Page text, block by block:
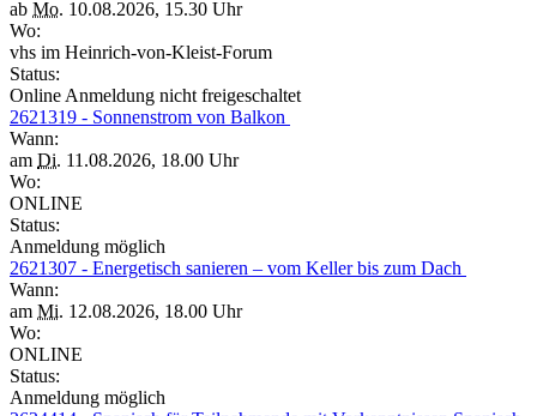
ab Mo. 10.08.2026, 15.30 Uhr
Wo:
vhs im Heinrich-von-Kleist-Forum
Status:
Online Anmeldung nicht freigeschaltet
2621319 - Sonnenstrom von Balkon
Wann:
am Di. 11.08.2026, 18.00 Uhr
Wo:
ONLINE
Status:
Anmeldung möglich
2621307 - Energetisch sanieren – vom Keller bis zum Dach
Wann:
am Mi. 12.08.2026, 18.00 Uhr
Wo:
ONLINE
Status:
Anmeldung möglich